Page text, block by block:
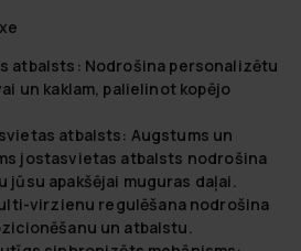
atbalsts: Nodrošina personalizētu
un kaklam, palielinot kopējo
atbalsts: Augstums un
jostasvietas atbalsts nodrošina
jūsu apakšējai muguras daļai.
virzienu regulēšana nodrošina
un atbalstu.